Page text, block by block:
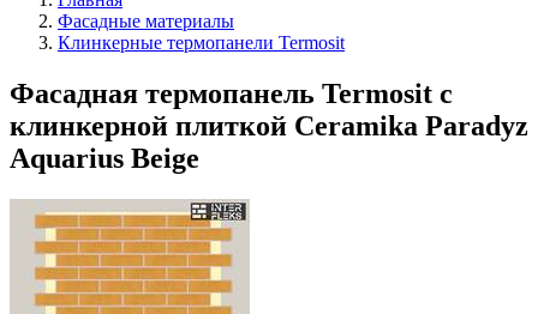
Фасадные материалы
Клинкерные термопанели Termosit
Фасадная термопанель Termosit с
клинкерной плиткой Ceramika Paradyz
Aquarius Beige